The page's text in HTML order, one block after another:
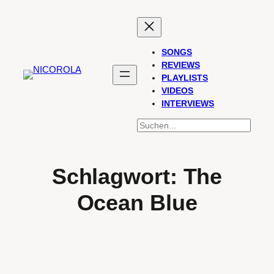
SONGS
REVIEWS
PLAYLISTS
VIDEOS
INTERVIEWS
SUCHEN
Schlagwort: The
Ocean Blue